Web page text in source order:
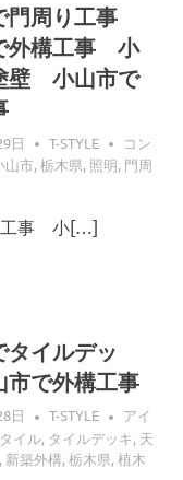
門周り工事
外構工事 小
壁 小山市で
日 T-STYLE
コン
山市,栃木県, 照明, 門周
工事 小[…]
タイルデッ
で外構工事
日 T-STYLE
アイ
タイル, タイルデッキ, 天
, 新築外構,栃木県,植木